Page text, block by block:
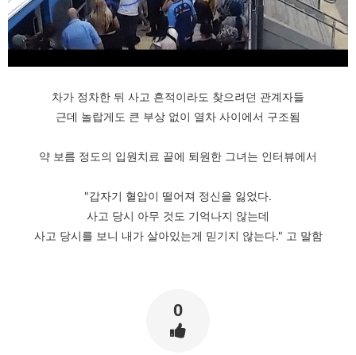
차가 정차한 뒤 사고 흔적이라도 찾으려던 관계자들
근데 놀랍게도 큰 부상 없이 열차 사이에서 구조됨
약 보름 정도의 입원치료 끝에 퇴원한 그녀는 인터뷰에서
"갑자기 혈압이 떨어져 정신을 잃었다.
사고 당시 아무 것도 기억나지 않는데
사고 당시를 보니 내가 살아있는게 믿기지 않는다." 고 말함
0